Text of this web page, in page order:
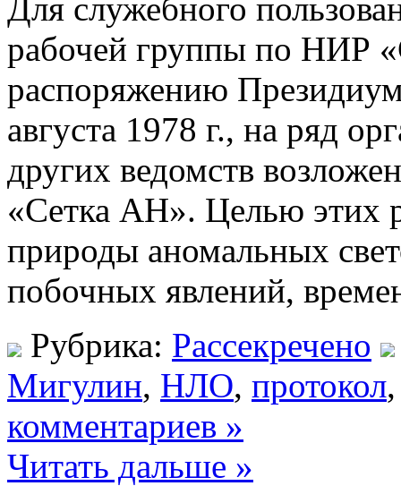
Для служебного
рабочей группы по НИР
распоряжению
августа 1978 г., на ряд
других ведомств
«Сетка АН». Целью этих
природы аномальных
побочных явлений,
Рубрика: Рассекречено
Мигулин, НЛО, протокол
комментариев »
Читать дальше »